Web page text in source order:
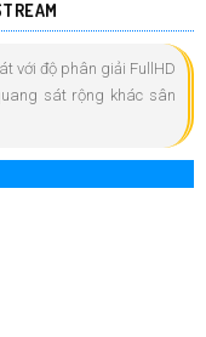
với độ phân giải FullHD
sát rộng khác sân